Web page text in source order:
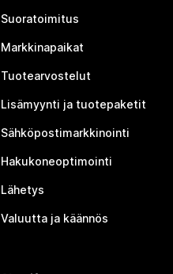
Suoratoimitus
Markkinapaikat
Tuotearvostelut
Lisämyynti ja tuotepaketit
Sähköpostimarkkinointi
Hakukoneoptimointi
Lähetys
Valuutta ja käännös